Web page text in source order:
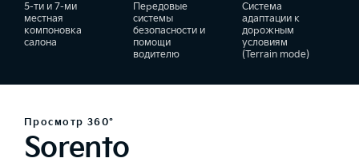
5-ти и 7-ми
местная
компоновка
салона
Передовые
системы
безопасности и
помощи
водителю
Система
адаптации к
дорожным
условиям
(Terrain mode)
Просмотр 360°
Sorento